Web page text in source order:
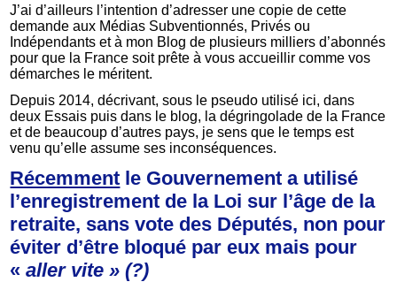
J’ai d’ailleurs l’intention d’adresser une copie de cette
demande aux Médias Subventionnés, Privés ou
Indépendants et à mon Blog de plusieurs milliers d’abonnés
pour que la France soit prête à vous accueillir comme vos
démarches le méritent.
Depuis 2014, décrivant, sous le pseudo utilisé ici, dans
deux Essais puis dans le blog, la dégringolade de la France
et de beaucoup d’autres pays, je sens que le temps est
venu qu’elle assume ses inconséquences.
Récemment le Gouvernement a utilisé
l’enregistrement de la Loi sur l’âge de la
retraite, sans vote des Députés, non pour
éviter d’être bloqué par eux mais pour
«aller vite » (?)